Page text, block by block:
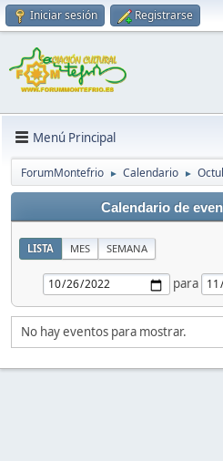
Iniciar sesión Registrarse
Menú Principal
ForumMontefrio ► Calendario ►
Calendario de
LISTA MES SEMANA
para
No hay eventos para mostrar.